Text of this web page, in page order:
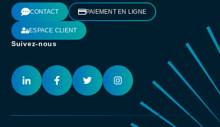
CONTACT PAIEMENT EN LIGNE
ESPACE CLIENT
Suivez-nous